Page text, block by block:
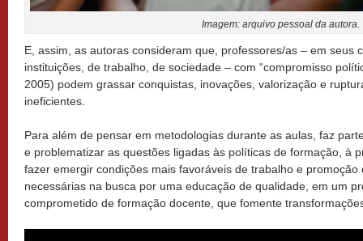
Imagem: arquivo pessoal da autora.
E, assim, as autoras consideram que, professores/as – em seus
instituições, de trabalho, de sociedade – com “compromisso
2005) podem grassar conquistas, inovações, valorização e
ineficientes.
Para além de pensar em metodologias durante as aulas, faz
e problematizar as questões ligadas às políticas de formação, à
fazer emergir condições mais favoráveis de trabalho e
necessárias na busca por uma educação de qualidade, em um
comprometido de formação docente, que fomente